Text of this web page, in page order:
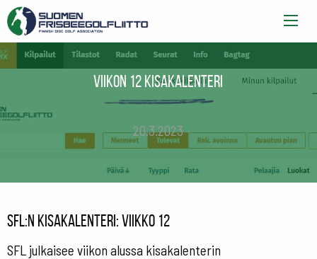
Viikon 12 kisakalenteri
20.3.2023
SFL:n kisakalenteri: viikko 12
SFL julkaisee viikon alussa kisakalenterin